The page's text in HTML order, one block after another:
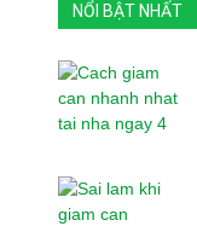
NỔI BẬT NHẤT